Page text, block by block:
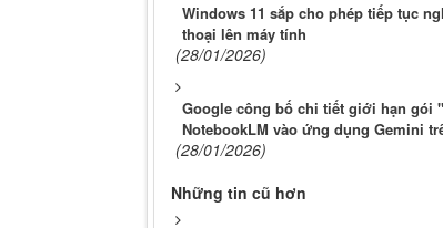
Windows 11 sắp cho phép tiếp tục
thoại lên máy tính
(28/01/2026)
Google công bố chi tiết giới hạn gói
NotebookLM vào ứng dụng Gemini
(28/01/2026)
Những tin cũ hơn